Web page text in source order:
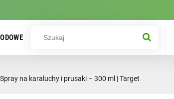
na karaluchy i prusaki – 300 ml | Target